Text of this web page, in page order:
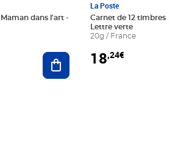
dans l'art -
Ajouter au panier
La Poste
Carnet de 12 timbres - Le
Lettre verte
20g / France
18,24€